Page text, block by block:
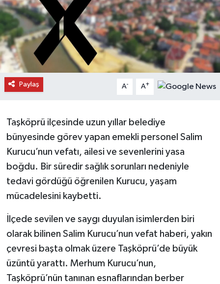
Paylaş A- A+
Taşköprü ilçesinde uzun yıllar belediye
bünyesinde görev yapan emekli personel Salim
Kurucu’nun vefatı, ailesi ve sevenlerini yasa
boğdu. Bir süredir sağlık sorunları nedeniyle
tedavi gördüğü öğrenilen Kurucu, yaşam
mücadelesini kaybetti.
İlçede sevilen ve saygı duyulan isimlerden biri
olarak bilinen Salim Kurucu’nun vefat haberi, yakın
çevresi başta olmak üzere Taşköprü’de büyük
üzüntü yarattı. Merhum Kurucu’nun,
Taşköprü’nün tanınan esnaflarından berber
Hanönü Haberleri
İhsangazi Haberleri
İnebolu Haberleri
Merkez Haberleri
Şenpazar Haberleri
Seydiler Haberleri
Taşköprü Haberleri
Tosya Haberleri
Karadeniz Haberleri